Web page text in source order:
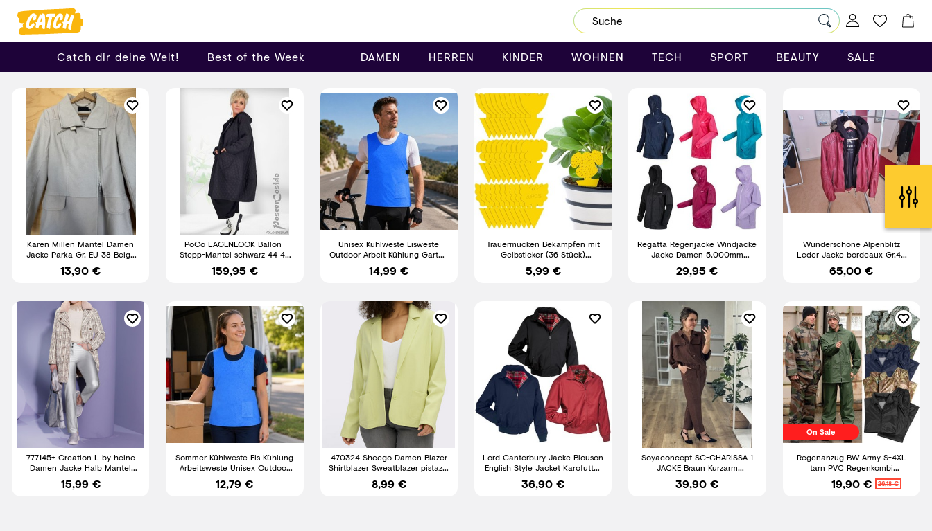
Catch dir deine Welt! Best of the Week DAMEN HERREN KINDER WOHNEN TECH SPORT BEAUTY SALE
Karen Millen Mantel Damen
Jacke Parka Gr. EU 38 Beige
Top Zustand
13,90 €
PoCo LAGENLOOK Ballon-
Stepp-Mantel schwarz 44 46
48 50 52 54 56 58 L XL XXL
XXXL
159,95 €
Unisex Kühlweste Eisweste
Outdoor Arbeit Kühlung Garten
Baustelle Schwitzen
14,99 €
Trauermücken Bekämpfen mit
Gelbsticker (36 Stück)
Gelbsticker Trauermücken Für
5,99 €
Regatta Regenjacke Windjacke
Jacke Damen 5.000mm
Wassersäule Wasserdicht
Packbar
29,95 €
Wunderschöne Alpenblitz
Leder Jacke bordeaux Gr.44
Nieten Kapuze
65,00 €
777145+ Creation L by heine
Damen Jacke Halb Mantel
Halbmantel NEU Gr. 36 - 50
15,99 €
Sommer Kühlweste Eis Kühlung
Arbeitsweste Unisex Outdoor
Hitzeschutz Baustelle
12,79 €
470324 Sheego Damen Blazer
Shirtblazer Sweatblazer pistazie
NEU Gr. 40 - 58
8,99 €
Lord Canterbury Jacke Blouson
English Style Jacket Karofutter
Rockabilly S-5XL
36,90 €
Soyaconcept SC-CHARISSA 1
JACKE Braun Kurzarm
Gummizug Knöpfe versch. Gr.
(A3)
39,90 €
On Sale
Regenanzug BW Army S-4XL
tarn PVC Regenkombi
Nässeschutz Regenjacke
Regenhose
19,90 € 26,18 €